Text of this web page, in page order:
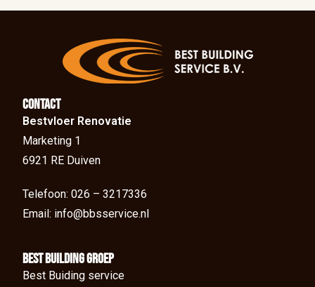
Contact
Bestvloer Renovatie
Marketing 1
6921 RE Duiven
Telefoon: 026 – 3217336
Email: info@bbsservice.nl
BEst Building groep
Best Buiding service